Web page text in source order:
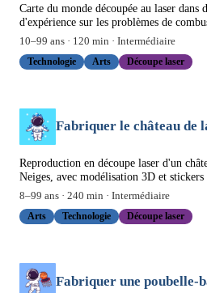
Carte du monde découpée au laser dans
d'expérience sur les problèmes de
10–99 ans · 120 min · Intermédiaire
Technologie
Arts Découpe laser
Fabriquer le château de
Reproduction en découpe laser d'un
Neiges, avec modélisation 3D et stickers
8–99 ans · 240 min · Intermédiaire
Arts
Technologie Découpe laser
Fabriquer une poubelle-